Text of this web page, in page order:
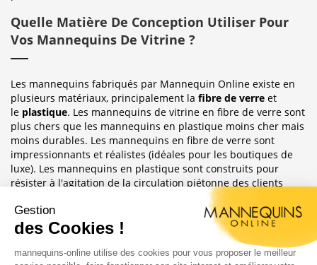
Quelle Matière De Conception Utiliser Pour
Vos Mannequins De Vitrine ?
Les mannequins fabriqués par Mannequin Online existe en
plusieurs matériaux, principalement la fibre de verre et
le plastique. Les mannequins de vitrine en fibre de verre sont
plus chers que les mannequins en plastique moins cher mais
moins durables. Les mannequins en fibre de verre sont
impressionnants et réalistes (idéales pour les boutiques de
luxe). Les mannequins en plastique sont construits pour
résister à l'agitation de la circulation piétonne des clients
habituellement observée dans le magasin où ils sont placés.
Sublimez Vos Boutiques, Vitrines Et